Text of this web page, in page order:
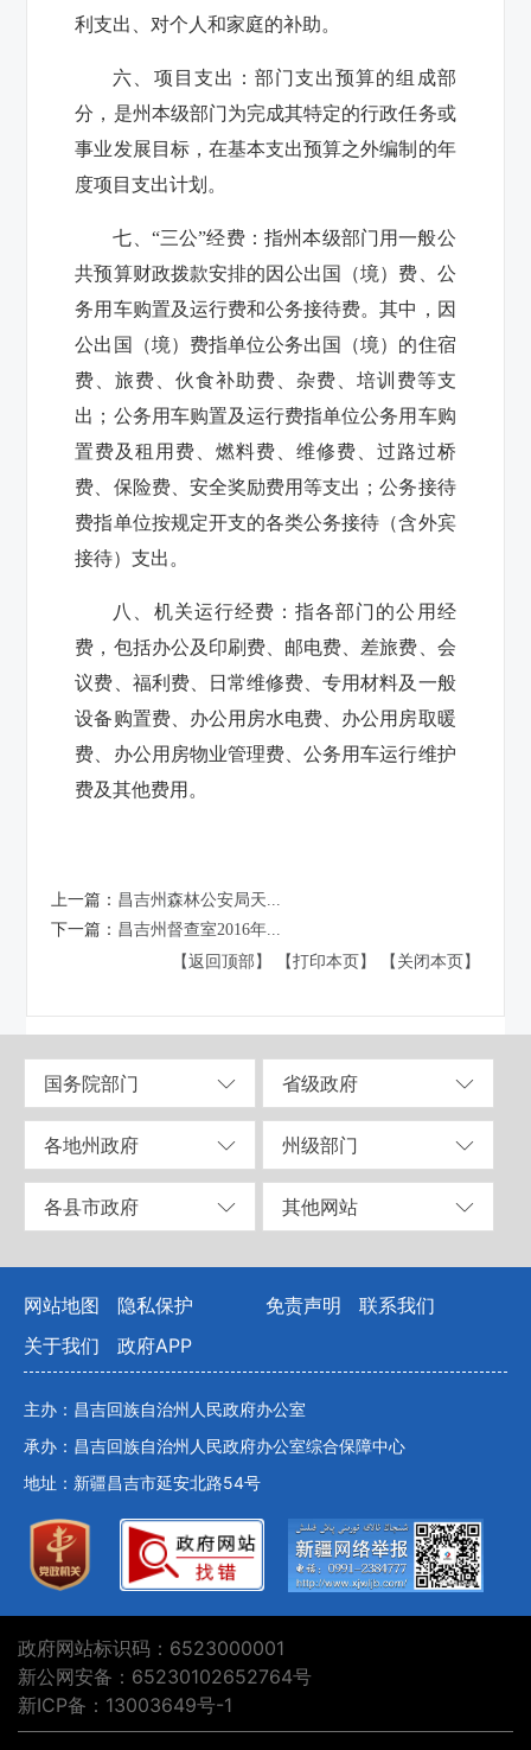
利支出、对个人和家庭的补助。
六、项目支出： 部门支出预算的组成部
分，是州本级部门为完成其特定的行政任务或
事业发展目标，在基本支出预算之外编制的年
度项目支出计划。
七、“三公”经费： 指州本级部门用一般公
共预算财政拨款安排的因公出国（境）费、公
务用车购置及运行费和公务接待费。其中，因
公出国（境）费指单位公务出国（境）的住宿
费、旅费、伙食补助费、杂费、培训费等支
出；公务用车购置及运行费指单位公务用车购
置费及租用费、燃料费、维修费、过路过桥
费、保险费、安全奖励费用等支出；公务接待
费指单位按规定开支的各类公务接待（含外宾
接待）支出。
八、机关运行经费：指各部门的公用经
费，包括办公及印刷费、邮电费、差旅费、会
议费、福利费、日常维修费、专用材料及一般
设备购置费、办公用房水电费、办公用房取暖
费、办公用房物业管理费、公务用车运行维护
费及其他费用。
上一篇： 昌吉州森林公安局天...
下一篇： 昌吉州督查室2016年...
【返回顶部】
【打印本页】 【关闭本页】
国务院部门 省级政府
各地州政府 州级部门
各县市政府 其他网站
网站地图 隐私保护 免责声明
联系我们
关于我们
政府APP
主办：昌吉回族自治州人民政府办公室
承办：昌吉回族自治州人民政府办公室综合保障中心
地址：新疆昌吉市延安北路54号
政府网站标识码：6523000001
新公网安备：65230102652764号
新ICP备：13003649号-1